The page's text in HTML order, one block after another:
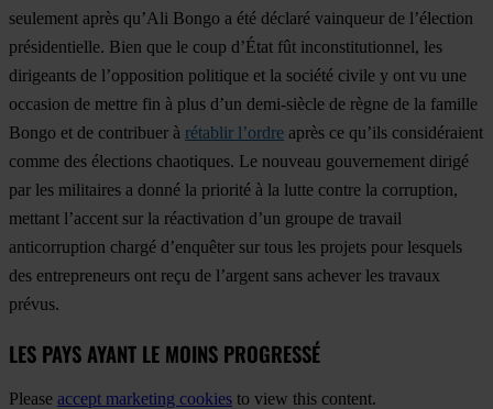
seulement après qu’Ali Bongo a été déclaré vainqueur de l’élection
présidentielle. Bien que le coup d’État fût inconstitutionnel, les
dirigeants de l’opposition politique et la société civile y ont vu une
occasion de mettre fin à plus d’un demi-siècle de règne de la famille
Bongo et de contribuer à rétablir l’ordre après ce qu’ils considéraient
comme des élections chaotiques. Le nouveau gouvernement dirigé
par les militaires a donné la priorité à la lutte contre la corruption,
mettant l’accent sur la réactivation d’un groupe de travail
anticorruption chargé d’enquêter sur tous les projets pour lesquels
des entrepreneurs ont reçu de l’argent sans achever les travaux
prévus.
LES PAYS AYANT LE MOINS PROGRESSÉ
Please accept marketing cookies to view this content.